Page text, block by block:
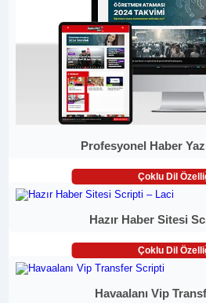
Profesyonel Haber
Çoklu Dil
Hazır Haber Sitesi
Çoklu Dil
Havaalanı Vip